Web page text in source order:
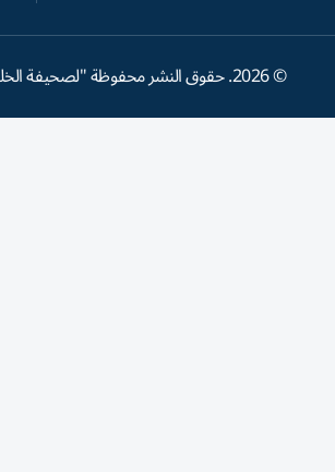
©
2026. حقوق النشر محفوظة "لصحيفة